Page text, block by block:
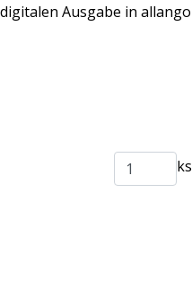
Ausgabe in allango
ks